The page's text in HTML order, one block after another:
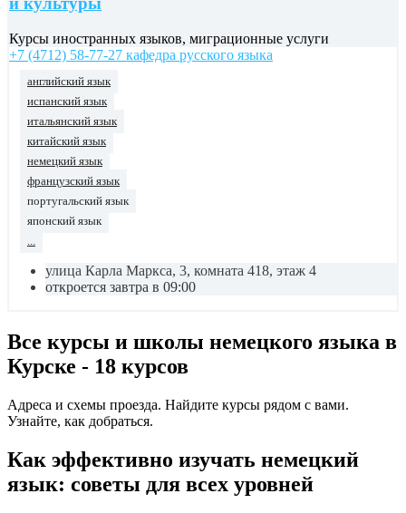
Курсы иностранных языков, миграционные услуги
+7 (4712) 58-77-27 кафедра русского языка
английский язык
испанский язык
итальянский язык
китайский язык
немецкий язык
французский язык
португальский язык
японский язык
...
улица Карла Маркса, 3, комната 418, этаж 4
откроется завтра в 09:00
Все курсы и школы немецкого языка в
Курске - 18 курсов
Адреса и схемы проезда. Найдите курсы рядом с вами.
Узнайте, как добраться.
Как эффективно изучать немецкий
язык: советы для всех уровней